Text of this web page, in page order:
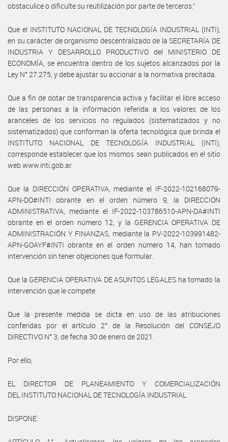
obstaculice o dificulte su reutilización por parte de terceros.”
Que el INSTITUTO NACIONAL DE TECNOLOGÍA INDUSTRIAL (INTI),
en su carácter de organismo descentralizado de la SECRETARÍA DE
INDUSTRIA Y DESARROLLO PRODUCTIVO del MINISTERIO DE
ECONOMÍA, se encuentra dentro de los sujetos alcanzados por la
Ley N° 27.275, y debe ajustar su accionar a la normativa precitada.
Que a fin de dotar de transparencia activa y facilitar el libre acceso
de las personas a la información referida a los valores de los
aranceles de los servicios no regulados (sistematizados y no
sistematizados) que conforman la oferta tecnológica que brinda el
INSTITUTO NACIONAL DE TECNOLOGÍA INDUSTRIAL (INTI),
corresponde establecer que los mismos sean publicados en el sitio
web www.inti.gob.ar.
Que la DIRECCIÓN OPERATIVA, mediante el IF-2022-102168079-
APN-DO#INTI obrante en el orden número 9, la DIRECCIÓN
ADMINISTRATIVA, mediante el IF-2022-103786510-APN-DA#INTI
obrante en el orden número 12, y la GERENCIA OPERATIVA DE
ADMINISTRACIÓN Y FINANZAS, mediante la PV-2022-103991482-
APN-GOAYF#INTI obrante en el orden número 14, han tomado
intervención sin tener objeciones que formular.
Que la GERENCIA OPERATIVA DE ASUNTOS LEGALES ha tomado la
intervención que le compete.
Que la presente medida se dicta en uso de las atribuciones
conferidas por el artículo 2° de la Resolución del CONSEJO
DIRECTIVO N° 3, de fecha 30 de enero de 2021.
Por ello,
EL DIRECTOR DE PLANEAMIENTO Y COMERCIALIZACIÓN
DEL INSTITUTO NACIONAL DE TECNOLOGÍA INDUSTRIAL
DISPONE: